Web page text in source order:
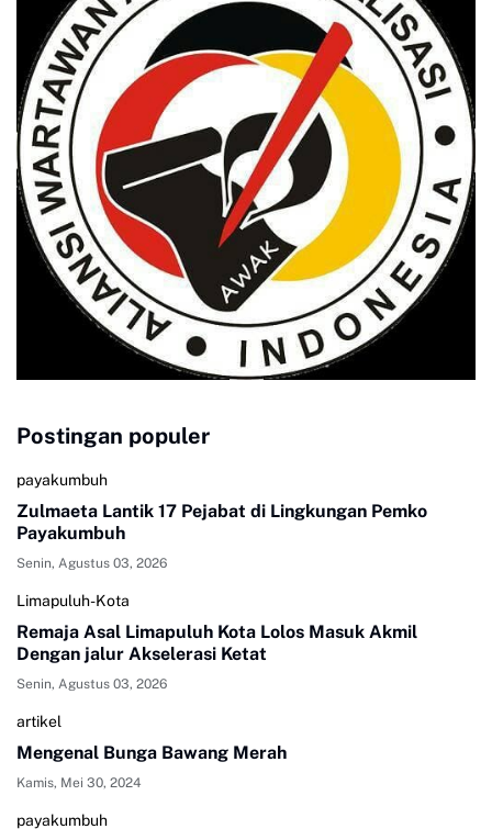
Postingan populer
payakumbuh
Zulmaeta Lantik 17 Pejabat di Lingkungan Pemko
Payakumbuh
Senin, Agustus 03, 2026
Limapuluh-Kota
Remaja Asal Limapuluh Kota Lolos Masuk Akmil
Dengan jalur Akselerasi Ketat
Senin, Agustus 03, 2026
artikel
Mengenal Bunga Bawang Merah
Kamis, Mei 30, 2024
payakumbuh